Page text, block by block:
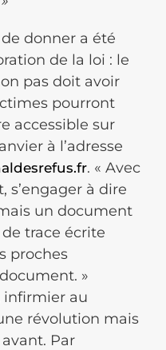
donner a été
de la loi : le
pas doit avoir
pourront
accessible sur
à l’adresse
. « Avec
s’engager à dire
un document
de trace écrite
proches
»
infirmier au
révolution mais
Par